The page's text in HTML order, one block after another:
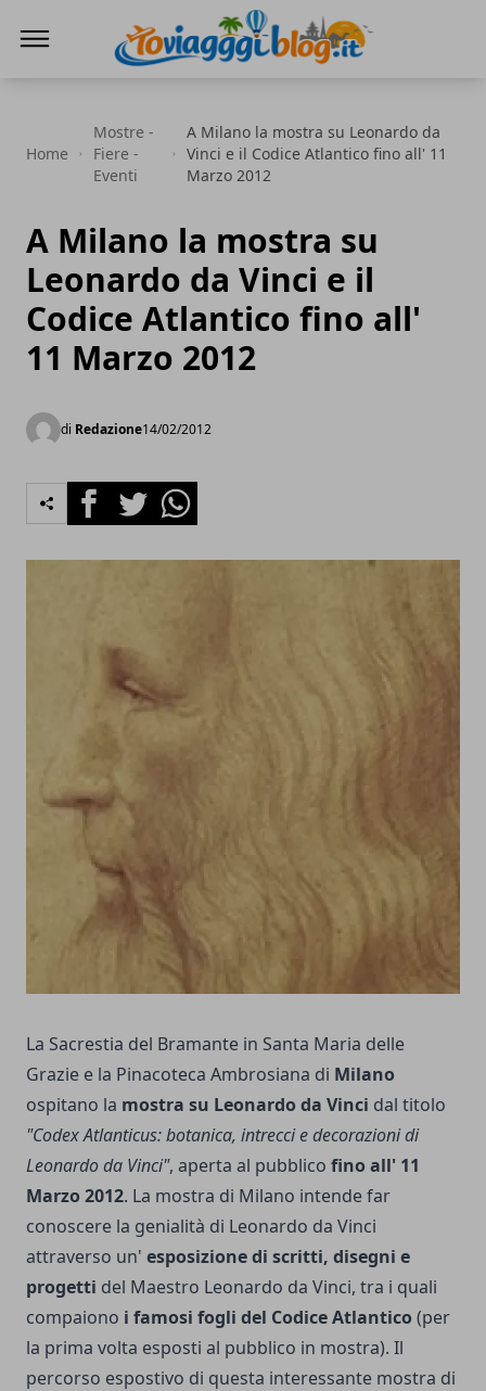
Home
Mostre -
Fiere -
Eventi
A Milano la mostra su Leonardo da
Vinci e il Codice Atlantico fino all' 11
Marzo 2012
A Milano la mostra su
Leonardo da Vinci e il
Codice Atlantico fino all'
11 Marzo 2012
di Redazione14/02/2012
FacebookTwitterWhatsapp
La Sacrestia del Bramante in Santa Maria delle
Grazie e la Pinacoteca Ambrosiana di Milano
ospitano la mostra su Leonardo da Vinci dal titolo
"Codex Atlanticus: botanica, intrecci e decorazioni di
Leonardo da Vinci", aperta al pubblico fino all' 11
Marzo 2012. La mostra di Milano intende far
conoscere la genialità di Leonardo da Vinci
attraverso un' esposizione di scritti, disegni e
progetti del Maestro Leonardo da Vinci, tra i quali
compaiono i famosi fogli del Codice Atlantico (per
la prima volta esposti al pubblico in mostra). Il
percorso espostivo di questa interessante mostra di